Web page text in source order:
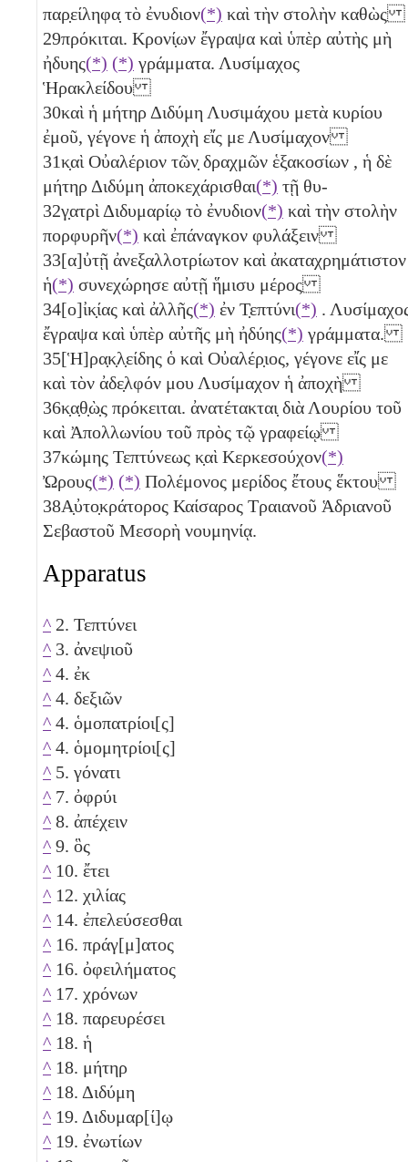
παρ̣είληφα̣ τὸ ἐνυδιον(*) καὶ τὴν στολὴν καθὼς
29πρόκιται. Κρονί̣ων ἔγραψα καὶ ὑπὲρ αὐτὴς μὴ
ἠδυης(*) (*) γράμματα. Λυσίμαχος
Ἡρακλείδου
30καὶ ἡ μήτηρ Διδύμη Λυσιμάχου μετὰ κυρίου
ἐμοῦ, γέγονε ἡ ἀποχὴ εἴς με Λυσίμαχον
31κ̣αὶ Οὐαλέριον τῶν̣ δραχμῶν ἑξακοσίων , ἡ δὲ
μήτηρ Διδύμη ἀποκεχάρισθαι(*) τῇ θυ-
32γ̣ατρὶ Διδυμαρίῳ τὸ ἐνυδιον(*) καὶ τὴν στολὴν
πορφυρῆν(*) καὶ ἐπάναγκον φυλάξειν
33[α]ὐτῇ ἀνεξαλλοτρίωτον καὶ ἀκαταχρημάτιστον
ἡ(*) συνεχώρησε αὐτῇ ἥμισυ μέρος
34[ο]ἰκ̣ίας καὶ ἀλλῆς(*) ἐν Τ̣επτύνι(*) .
ἔγραψα καὶ ὑπὲρ αὐτῆς μὴ ἠδύης(*) γράμματα.
35[Ἡ]ρα̣κ̣λ̣είδης ὁ καὶ Οὐαλέρ̣ιος, γέγονε εἴς με
καὶ τὸν ἀδε̣λφόν μου Λυσίμαχον ἡ ἀποχὴ
36κ̣α̣θ̣ὼ̣ς πρόκειται. ἀνατέτακται̣ διὰ Λουρίου τοῦ
καὶ Ἀπολλωνίου τοῦ πρὸς τῷ γραφείῳ
37κώμης Τεπτύνεως κ̣αὶ Κερκεσούχον(*)
Ὠρους(*) (*) Πολέμονος μερίδος ἔτους ἕκτου
38Α̣ὐτο̣κράτορος Καίσαρος Τραιανοῦ Ἁδριανοῦ
Σεβαστοῦ Μεσορὴ νουμηνίᾳ.
Apparatus
^ 2. Τεπτύνει
^ 3. ἀνεψιοῦ
^ 4. ἐκ
^ 4. δεξιῶν
^ 4. ὁμοπατρίοι[ς]
^ 4. ὁμομητρίοι[ς]
^ 5. γόνατι
^ 7. ὀφρύι
^ 8. ἀπέχειν
^ 9. ὃς
^ 10. ἔτει
^ 12. χιλίας
^ 14. ἐπελεύσεσθαι
^ 16. πράγ[μ]ατος
^ 16. ὀφειλήματος
^ 17. χρόνων
^ 18. παρευρέσει
^ 18. ἡ
^ 18. μήτηρ
^ 18. Διδύμη
^ 19. Διδυμαρ[ί]ῳ
^ 19. ἐνωτίων